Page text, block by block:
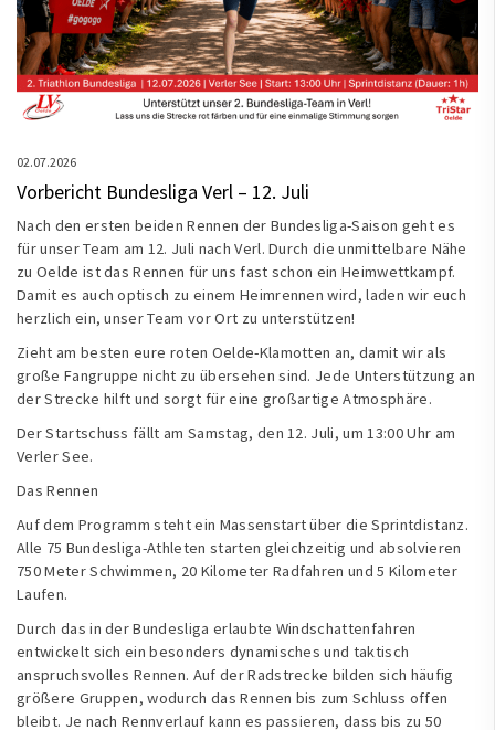
02.07.2026
Vorbericht Bundesliga Verl – 12. Juli
Nach den ersten beiden Rennen der Bundesliga-Saison geht es
für unser Team am 12. Juli nach Verl. Durch die unmittelbare Nähe
zu Oelde ist das Rennen für uns fast schon ein Heimwettkampf.
Damit es auch optisch zu einem Heimrennen wird, laden wir euch
herzlich ein, unser Team vor Ort zu unterstützen!
Zieht am besten eure roten Oelde-Klamotten an, damit wir als
große Fangruppe nicht zu übersehen sind. Jede Unterstützung an
der Strecke hilft und sorgt für eine großartige Atmosphäre.
Der Startschuss fällt am Samstag, den 12. Juli, um 13:00 Uhr am
Verler See.
Das Rennen
Auf dem Programm steht ein Massenstart über die Sprintdistanz.
Alle 75 Bundesliga-Athleten starten gleichzeitig und absolvieren
750 Meter Schwimmen, 20 Kilometer Radfahren und 5 Kilometer
Laufen.
Durch das in der Bundesliga erlaubte Windschattenfahren
entwickelt sich ein besonders dynamisches und taktisch
anspruchsvolles Rennen. Auf der Radstrecke bilden sich häufig
größere Gruppen, wodurch das Rennen bis zum Schluss offen
bleibt. Je nach Rennverlauf kann es passieren, dass bis zu 50